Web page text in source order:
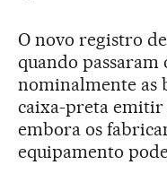
O novo registro
quando passaram
nominalmente as
caixa-preta emitir
embora os
equipamento